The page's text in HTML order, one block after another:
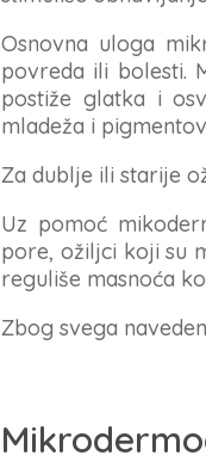
Osnovna uloga
povreda ili bolesti.
postiže glatka i
mladeža i
Za dublje ili starije
Uz pomoć
pore, ožiljci koji su
reguliše masnoća
Zbog svega